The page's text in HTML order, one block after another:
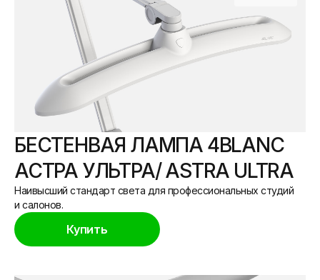
БЕСТЕНВАЯ ЛАМПА 4BLANC
АСТРА УЛЬТРА/ ASTRA ULTRA
Наивысший стандарт света для профессиональных студий
и салонов.
Купить